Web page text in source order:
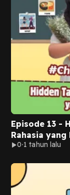
Episode 13 -
Rahasia yang
0 1 tahun lalu